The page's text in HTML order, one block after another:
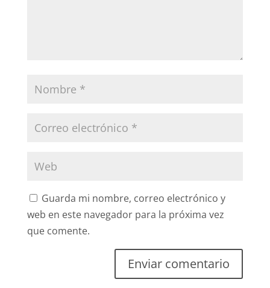
Guarda mi nombre, correo electrónico y
web en este navegador para la próxima vez
que comente.